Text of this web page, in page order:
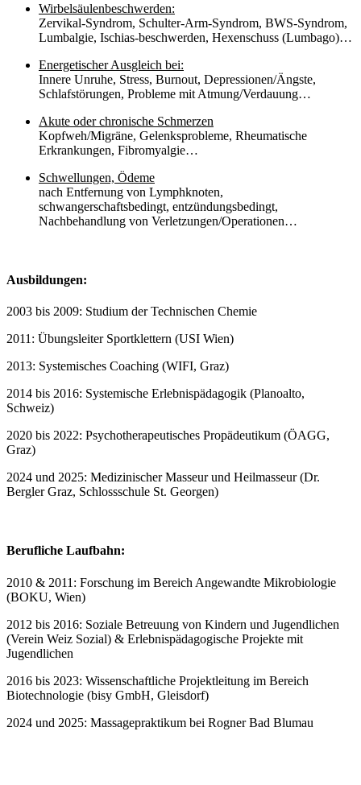
Wirbelsäulenbeschwerden:
Zervikal-Syndrom, Schulter-Arm-Syndrom, BWS-Syndrom,
Lumbalgie, Ischias-beschwerden, Hexenschuss (Lumbago)…
Energetischer Ausgleich bei:
Innere Unruhe, Stress, Burnout, Depressionen/Ängste,
Schlafstörungen, Probleme mit Atmung/Verdauung…
Akute oder chronische Schmerzen
Kopfweh/Migräne, Gelenksprobleme, Rheumatische
Erkrankungen, Fibromyalgie…
Schwellungen, Ödeme
nach Entfernung von Lymphknoten,
schwangerschaftsbedingt, entzündungsbedingt,
Nachbehandlung von Verletzungen/Operationen…
Ausbildungen:
2003 bis 2009: Studium der Technischen Chemie
2011: Übungsleiter Sportklettern (USI Wien)
2013: Systemisches Coaching (WIFI, Graz)
2014 bis 2016: Systemische Erlebnispädagogik (Planoalto,
Schweiz)
2020 bis 2022: Psychotherapeutisches Propädeutikum (ÖAGG,
Graz)
2024 und 2025: Medizinischer Masseur und Heilmasseur (Dr.
Bergler Graz, Schlossschule St. Georgen)
Berufliche Laufbahn:
2010 & 2011: Forschung im Bereich Angewandte Mikrobiologie
(BOKU, Wien)
2012 bis 2016: Soziale Betreuung von Kindern und Jugendlichen
(Verein Weiz Sozial) & Erlebnispädagogische Projekte mit
Jugendlichen
2016 bis 2023: Wissenschaftliche Projektleitung im Bereich
Biotechnologie (bisy GmbH, Gleisdorf)
2024 und 2025: Massagepraktikum bei Rogner Bad Blumau